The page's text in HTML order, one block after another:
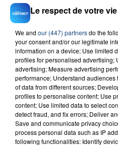
23 juillet 2026
INCENDIE MORTEL À
SON BÉBÉ ENTRE LA
Un homme s'est immolé
aspergé sa compagne
d'un liquide inflammable.
20 juillet 2026
Le respect de votre
We and our (447) partnersdo the
your consent and/or our legitimate
information on a device; Use limited
profiles for personalised advertising;
advertising; Measure advertising
performance; Understand
of data from different sources;
profiles to personalise content; Use
content; Use limited data to select
detect fraud, and fix errors; Deliver
Save and communicate privacy
process personal data such as IP
following functionalities: Identify